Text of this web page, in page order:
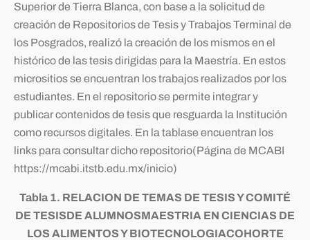
Superior de Tierra Blanca, con base a la solicitud de
creación de Repositorios de Tesis y Trabajos Terminal de
los Posgrados, realizó la creación de los mismos en el
histórico de las tesis dirigidas para la Maestría. En estos
micrositios se encuentran los trabajos realizados por los
estudiantes. En el repositorio se permite integrar y
publicar contenidos de tesis que resguarda la Institución
como recursos digitales. En la tablase encuentran los
links para consultar dicho repositorio(Página de MCABI
https://mcabi.itstb.edu.mx/inicio)
Tabla 1. RELACION DE TEMAS DE TESIS Y COMITÉ
DE TESISDE ALUMNOSMAESTRIA EN CIENCIAS DE
LOS ALIMENTOS Y BIOTECNOLOGIACOHORTE